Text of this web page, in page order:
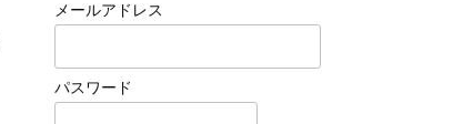
メールアドレス
パスワード